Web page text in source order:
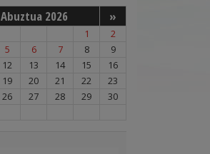
Abuztua 2026 »
1
2
5 6 7 8
9
12 13 14 15
16
19 20 21 22
23
26 27 28 29
30